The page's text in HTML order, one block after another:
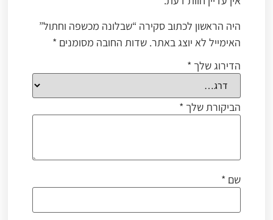
היה הראשון לכתוב סקירה “שבלונה מכשפה וחתול”
האימייל לא יוצג באתר. שדות החובה מסומנים *
הדירוג שלך *
הביקורת שלך *
שם *